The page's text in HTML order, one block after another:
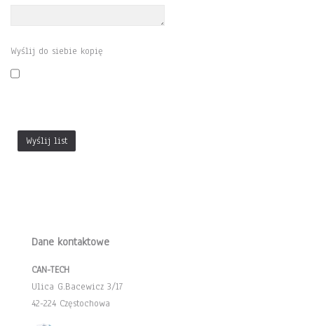
Wyślij do siebie kopię
Wyślij list
Dane kontaktowe
CAN-TECH
Ulica G.Bacewicz 3/17
42-224 Częstochowa